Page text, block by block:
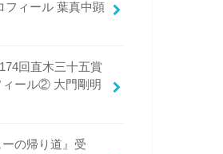
フィール 葉真中顕
回直木三十五賞
ィール② 大門剛明
ーの帰り道』受